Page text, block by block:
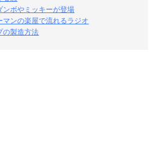
ボやミッキーが登場
ンの楽屋で流れるラジオ
の製造方法